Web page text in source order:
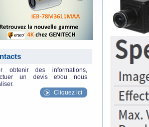
obtenir des informations,
un devis et/ou nous
Cliquez ici
gt-